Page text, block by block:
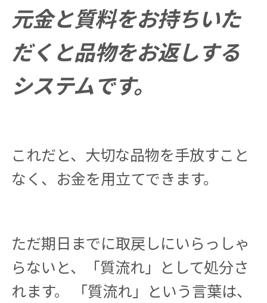
元金と質料をお持ちいた
だくと品物をお返しする
システムです。
これだと、大切な品物を手放すこと
なく、お金を用立てできます。
ただ期日までに取戻しにいらっしゃ
らないと、「質流れ」として処分さ
れます。 「質流れ」という言葉は、